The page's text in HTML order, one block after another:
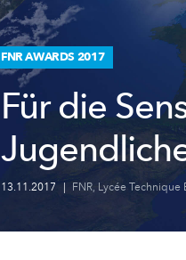
FNR AWARDS 2017
Für die
13.11.2017 | FNR, Lycée Technique